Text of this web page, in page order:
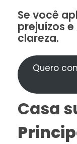
Se você
prejuízos
clareza.
Quero
Casa